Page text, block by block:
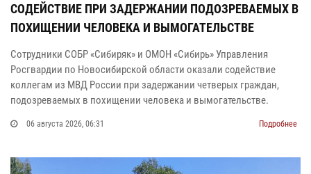
СОДЕЙСТВИЕ ПРИ ЗАДЕРЖАНИИ ПОДОЗРЕВАЕМЫХ В
ПОХИЩЕНИИ ЧЕЛОВЕКА И ВЫМОГАТЕЛЬСТВЕ
Сотрудники СОБР «Сибиряк» и ОМОН «Сибирь» Управления
Росгвардии по Новосибирской области оказали содействие
коллегам из МВД России при задержании четверых граждан,
подозреваемых в похищении человека и вымогательстве.
06 августа 2026, 06:31 Подробнее